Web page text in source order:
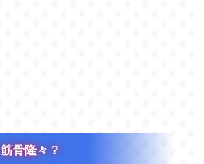
筋骨隆々？